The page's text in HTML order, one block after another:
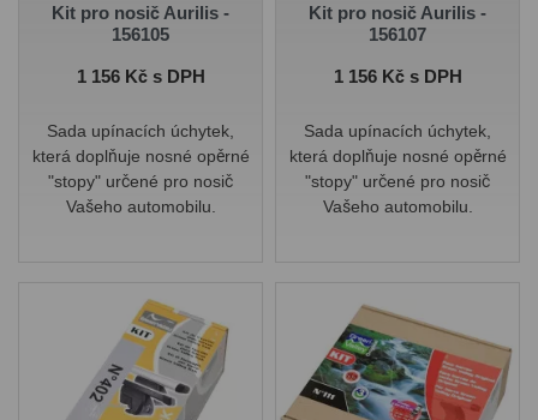
Kit pro nosič Aurilis -
156105
Cena
1 156 Kč s DPH
Sada upínacích úchytek,
která doplňuje nosné opěrné
"stopy" určené pro nosič
Vašeho automobilu.
Kit pro nosič Aurilis -
156107
Cena
1 156 Kč s DPH
Sada upínacích úchytek,
která doplňuje nosné opěrné
"stopy" určené pro nosič
Vašeho automobilu.